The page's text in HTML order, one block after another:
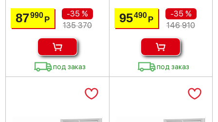
87990 Р
-35 %
135 370
под заказ
95490 Р
-35 %
146 910
под заказ